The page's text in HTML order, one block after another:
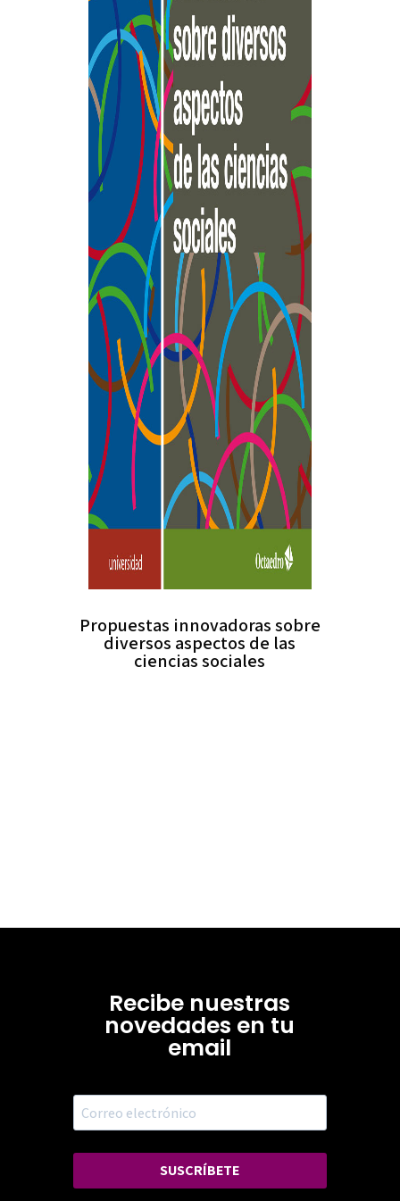
Propuestas innovadoras sobre
diversos aspectos de las
ciencias sociales
Recibe nuestras
novedades en tu
email
SUSCRÍBETE